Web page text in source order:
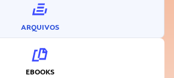
ARQUIVOS
EBOOKS